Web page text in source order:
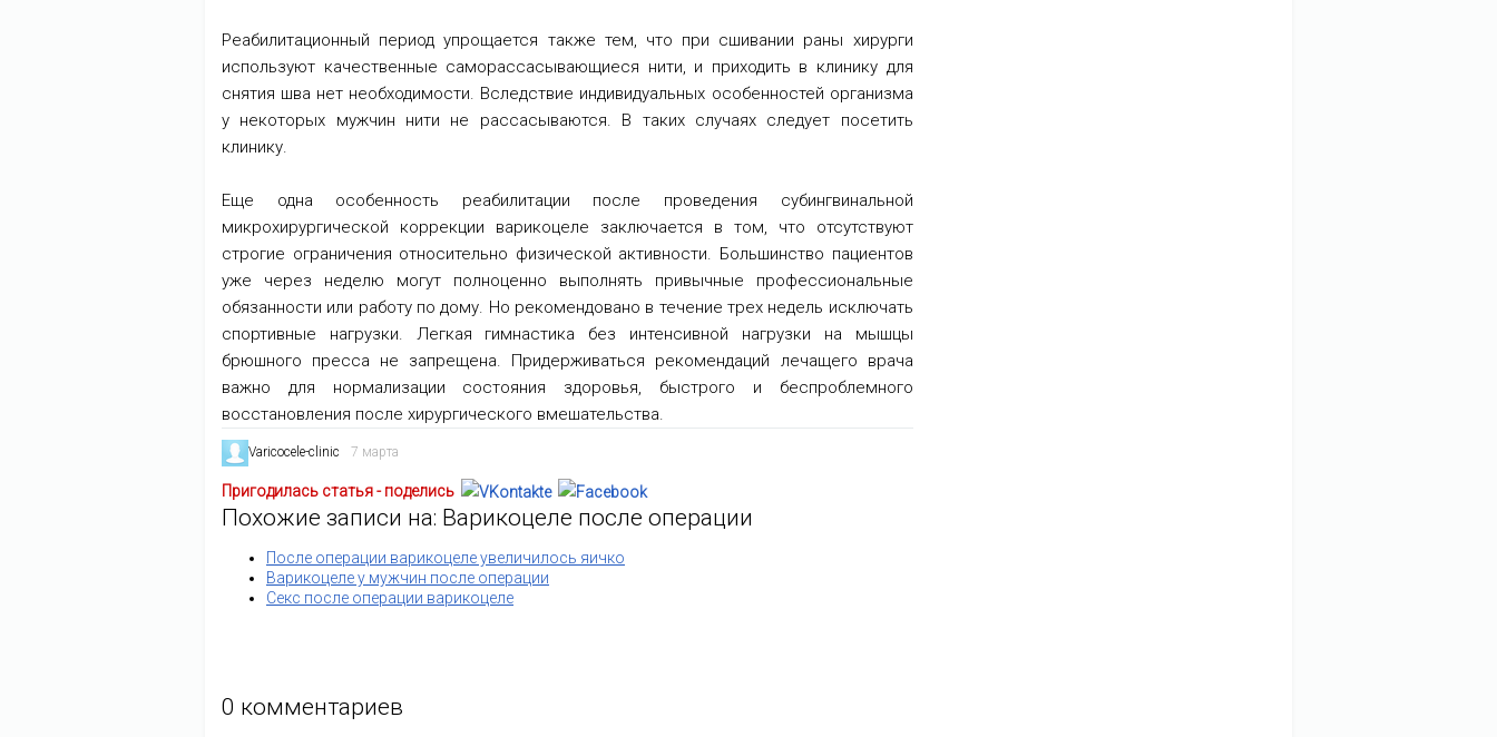
Реабилитационный период упрощается также тем, что при сшивании раны хирурги
используют качественные саморассасывающиеся нити, и приходить в клинику для
снятия шва нет необходимости. Вследствие индивидуальных особенностей организма
у некоторых мужчин нити не рассасываются. В таких случаях следует посетить
клинику.
Еще одна особенность реабилитации после проведения субингвинальной
микрохирургической коррекции варикоцеле заключается в том, что отсутствуют
строгие ограничения относительно физической активности. Большинство пациентов
уже через неделю могут полноценно выполнять привычные профессиональные
обязанности или работу по дому. Но рекомендовано в течение трех недель исключать
спортивные нагрузки. Легкая гимнастика без интенсивной нагрузки на мышцы
брюшного пресса не запрещена. Придерживаться рекомендаций лечащего врача
важно для нормализации состояния здоровья, быстрого и беспроблемного
восстановления после хирургического вмешательства.
Varicocele-clinic 7 марта
Пригодилась статья - поделись
Похожие записи на: Варикоцеле после операции
После операции варикоцеле увеличилось яичко
Варикоцеле у мужчин после операции
Секс после операции варикоцеле
0 комментариев